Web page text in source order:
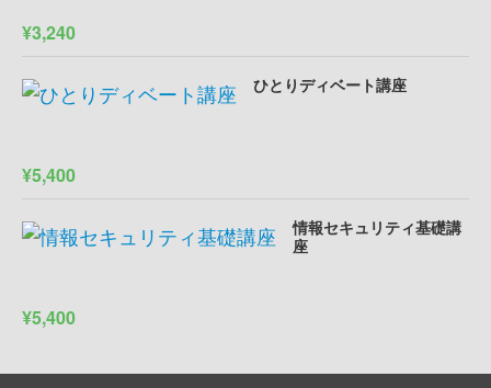
¥3,240
ひとりディベート講座
¥5,400
情報セキュリティ基礎講
座
¥5,400